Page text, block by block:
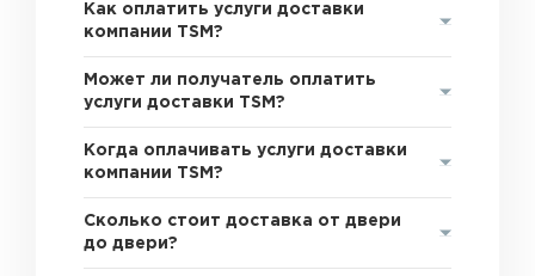
Как оплатить услуги доставки
компании TSM?
Может ли получатель оплатить
услуги доставки TSM?
Когда оплачивать услуги доставки
компании TSM?
Сколько стоит доставка от двери
до двери?